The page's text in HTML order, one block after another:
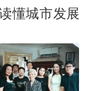
懂城市发展